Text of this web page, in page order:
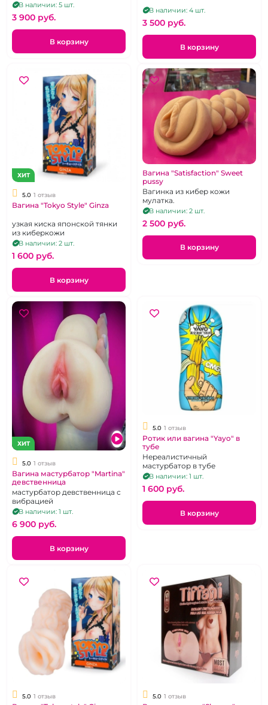
В наличии: 5 шт.
3 900 pуб.
В корзину
В наличии: 4 шт.
3 500 pуб.
В корзину
ХИТ
5.0 1 отзыв
Вагина "Tokyo Style" Ginza
узкая киска японской тянки
из киберкожи
В наличии: 2 шт.
1 600 pуб.
В корзину
Вагина "Satisfaction" Sweet
pussy
Вагинка из кибер кожи
мулатка.
В наличии: 2 шт.
2 500 pуб.
В корзину
ХИТ
5.0 1 отзыв
Вагина мастурбатор "Martina"
девственница
мастурбатор девственница с
вибрацией
В наличии: 1 шт.
6 900 pуб.
В корзину
5.0 1 отзыв
Ротик или вагина "Yayo" в
тубе
Нереалистичный
мастурбатор в тубе
В наличии: 1 шт.
1 600 pуб.
В корзину
5.0 1 отзыв 5.0 1 отзыв